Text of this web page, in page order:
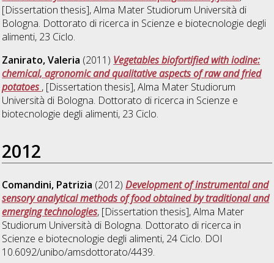
[Dissertation thesis], Alma Mater Studiorum Università di
Bologna. Dottorato di ricerca in Scienze e biotecnologie degli
alimenti, 23 Ciclo.
Zanirato, Valeria (2011) Vegetables biofortified with iodine:
chemical, agronomic and qualitative aspects of raw and fried
potatoes , [Dissertation thesis], Alma Mater Studiorum
Università di Bologna. Dottorato di ricerca in Scienze e
biotecnologie degli alimenti, 23 Ciclo.
2012
Comandini, Patrizia (2012)Development of instrumental and
sensory analytical methods of food obtained by traditional and
emerging technologies, [Dissertation thesis], Alma Mater
Studiorum Università di Bologna. Dottorato di ricerca in
Scienze e biotecnologie degli alimenti, 24 Ciclo. DOI
10.6092/unibo/amsdottorato/4439.